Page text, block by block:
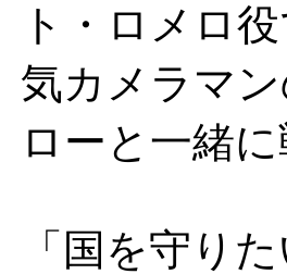
ト・ロメロ
気カメラマ
ローと一緒に
「国を守り